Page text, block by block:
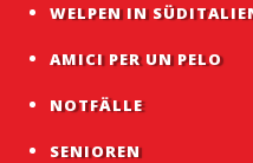
WELPEN IN
AMICI PER UN PELO
NOTFÄLLE
SENIOREN